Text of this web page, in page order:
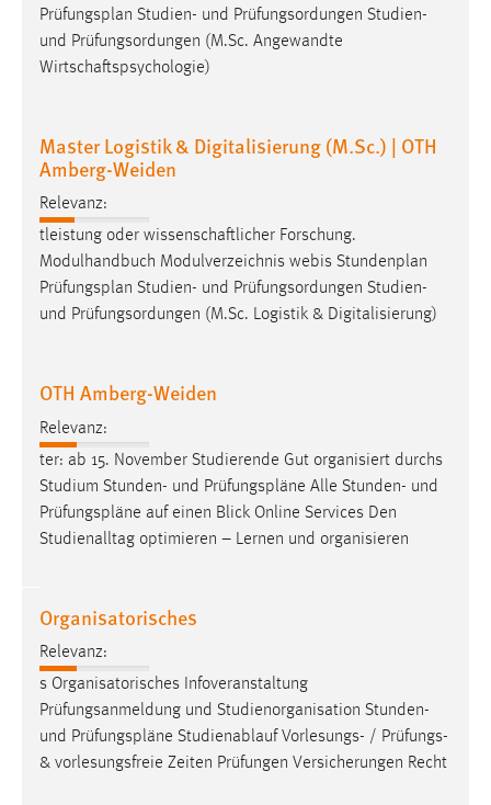
Prüfungsplan Studien- und Prüfungsordungen Studien-
und Prüfungsordungen (M.Sc. Angewandte
Wirtschaftspsychologie)
Master Logistik & Digitalisierung (M.Sc.) | OTH
Amberg-Weiden
Relevanz:
tleistung oder wissenschaftlicher Forschung.
Modulhandbuch Modulverzeichnis webis Stundenplan
Prüfungsplan Studien- und Prüfungsordungen Studien-
und Prüfungsordungen (M.Sc. Logistik & Digitalisierung)
OTH Amberg-Weiden
Relevanz:
ter: ab 15. November Studierende Gut organisiert durchs
Studium Stunden- und Prüfungspläne Alle Stunden- und
Prüfungspläne auf einen Blick Online Services Den
Studienalltag optimieren – Lernen und organisieren
Organisatorisches
Relevanz:
s Organisatorisches Infoveranstaltung
Prüfungsanmeldung und Studienorganisation Stunden-
und Prüfungspläne Studienablauf Vorlesungs- / Prüfungs-
& vorlesungsfreie Zeiten Prüfungen Versicherungen Recht
gespeichert, ob man eingeloggt ist.
Sprachpräferenz
site-language-preference
Zweck:
Das Cookie speichert die gewählte Sprache der Website.
Cookie Laufzeit:
Name:
MibewSessionID, MIBEW_UserID, mibew_locale, mibew-
chat-frame-style-5e9dbeb1811c0446
Zweck:
Wird benötigt um die Chatfunktion nutzen zu können.
Cookie Laufzeit:
Login
Name:
fe_user, be_user, be_lastLoginProvider